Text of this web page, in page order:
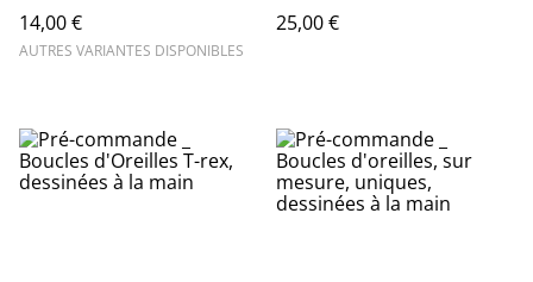
main
14,00 €
AUTRES VARIANTES DISPONIBLES
25,00 €